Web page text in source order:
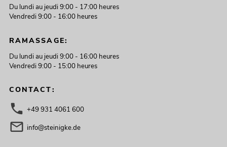
Du lundi au jeudi 9:00 - 17:00 heures
Vendredi 9:00 - 16:00 heures
RAMASSAGE:
Du lundi au jeudi 9:00 - 16:00 heures
Vendredi 9:00 - 15:00 heures
CONTACT:
+49 931 4061 600
info@steinigke.de